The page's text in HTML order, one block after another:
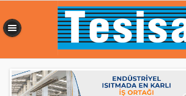
0,439 sn